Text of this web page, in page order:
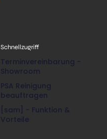
Schnellzugriff
Terminvereinbarung -
Showroom
PSA Reinigung
beauftragen
[sam] - Funktion &
Vorteile